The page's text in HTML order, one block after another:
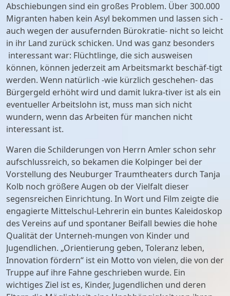
Abschiebungen sind ein großes Problem. Über 300.000
Migranten haben kein Asyl bekommen und lassen sich -
auch wegen der ausufernden Bürokratie- nicht so leicht
in ihr Land zurück schicken. Und was ganz besonders
interessant war: Flüchtlinge, die sich ausweisen
können, können jederzeit am Arbeitsmarkt beschäf-tigt
werden. Wenn natürlich -wie kürzlich geschehen- das
Bürgergeld erhöht wird und damit lukra-tiver ist als ein
eventueller Arbeitslohn ist, muss man sich nicht
wundern, wenn das Arbeiten für manchen nicht
interessant ist.
Waren die Schilderungen von Herrn Amler schon sehr
aufschlussreich, so bekamen die Kolpinger bei der
Vorstellung des Neuburger Traumtheaters durch Tanja
Kolb noch größere Augen ob der Vielfalt dieser
segensreichen Einrichtung. In Wort und Film zeigte die
engagierte Mittelschul-Lehrerin ein buntes Kaleidoskop
des Vereins auf und spontaner Beifall bewies die hohe
Qualität der Unterneh-mungen von Kinder und
Jugendlichen. „Orientierung geben, Toleranz leben,
Innovation fördern“ ist ein Motto von vielen, die von der
Truppe auf ihre Fahne geschrieben wurde. Ein
wichtiges Ziel ist es, Kinder, Jugendlichen und deren